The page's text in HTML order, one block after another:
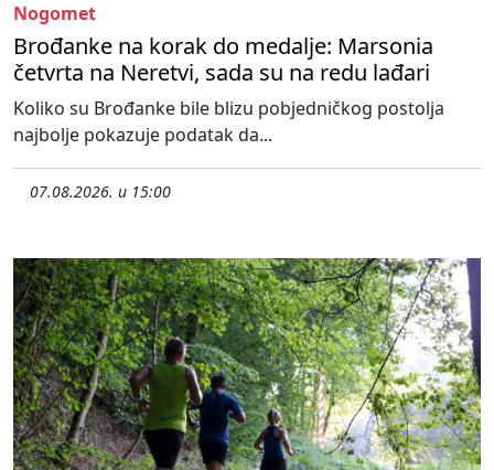
Nogomet
Brođanke na korak do medalje: Marsonia
četvrta na Neretvi, sada su na redu lađari
Koliko su Brođanke bile blizu pobjedničkog postolja
najbolje pokazuje podatak da...
07.08.2026. u 15:00